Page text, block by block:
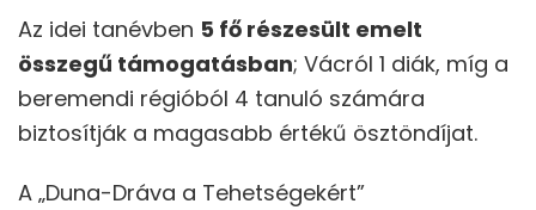
Az idei tanévben 5 fő részesült emelt
összegű támogatásban; Vácról 1 diák, míg a
beremendi régióból 4 tanuló számára
biztosítják a magasabb értékű ösztöndíjat.
A „Duna-Dráva a Tehetségekért”